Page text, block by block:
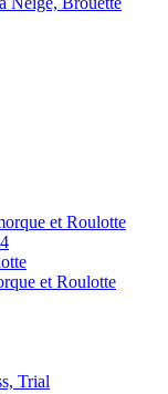
et Roulotte
et Roulotte
Trial